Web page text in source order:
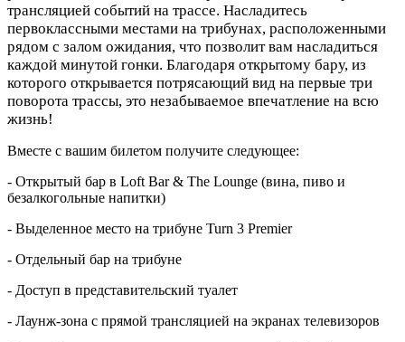
трансляцией событий на трассе. Насладитесь
первоклассными местами на трибунах, расположенными
рядом с залом ожидания, что позволит вам насладиться
каждой минутой гонки. Благодаря открытому бару, из
которого открывается потрясающий вид на первые три
поворота трассы, это незабываемое впечатление на всю
жизнь!
Вместе с вашим билетом получите следующее:
- Открытый бар в Loft Bar & The Lounge (вина, пиво и
безалкогольные напитки)
- Выделенное место на трибуне Turn 3 Premier
- Отдельный бар на трибуне
- Доступ в представительский туалет
- Лаунж-зона с прямой трансляцией на экранах телевизоров